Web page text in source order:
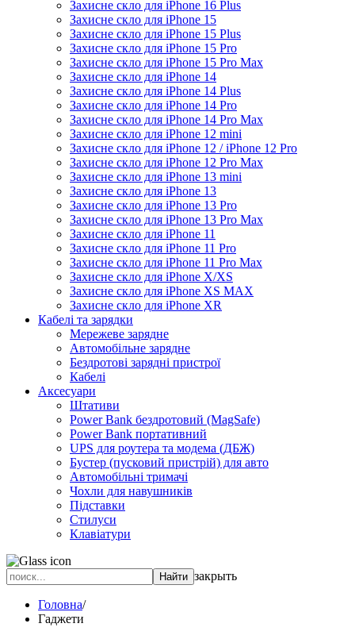
Захисне скло для iPhone 16 Plus
Захисне скло для iPhone 15
Захисне скло для iPhone 15 Plus
Захисне скло для iPhone 15 Pro
Захисне скло для iPhone 15 Pro Max
Захисне скло для iPhone 14
Захисне скло для iPhone 14 Plus
Захисне скло для iPhone 14 Pro
Захисне скло для iPhone 14 Pro Max
Захисне скло для iPhone 12 mini
Захисне скло для iPhone 12 / iPhone 12 Pro
Захисне скло для iPhone 12 Pro Max
Захисне скло для iPhone 13 mini
Захисне скло для iPhone 13
Захисне скло для iPhone 13 Pro
Захисне скло для iPhone 13 Pro Max
Захисне скло для iPhone 11
Захисне скло для iPhone 11 Pro
Захисне скло для iPhone 11 Pro Max
Захисне скло для iPhone X/XS
Захисне скло для iPhone XS MAX
Захисне скло для iPhone XR
Кабелі та зарядки
Мережеве зарядне
Автомобільне зарядне
Бездротові зарядні пристрої
Кабелі
Аксесуари
Штативи
Power Bank бездротовий (MagSafe)
Power Bank портативний
UPS для роутера та модема (ДБЖ)
Бустер (пусковий пристрій) для авто
Автомобільні тримачі
Чохли для навушників
Підставки
Стилуси
Клавіатури
закрыть
Головна/
Гаджети